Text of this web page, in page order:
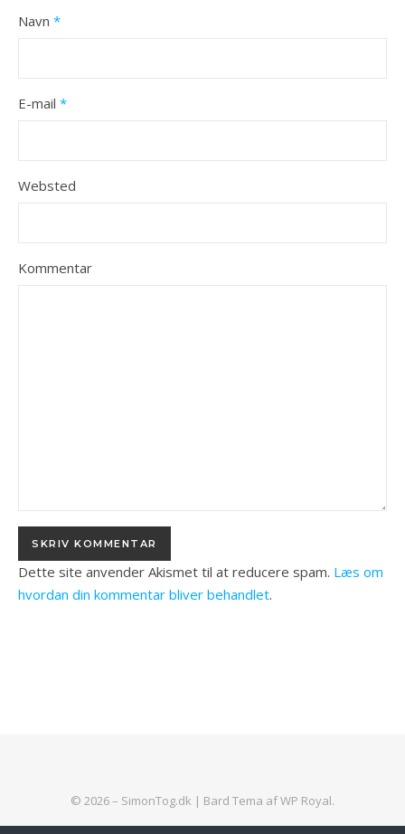
Navn *
E-mail *
Websted
Kommentar
Dette site anvender Akismet til at reducere spam. Læs om
hvordan din kommentar bliver behandlet.
© 2026 – SimonTog.dk | Bard Tema afWP Royal.